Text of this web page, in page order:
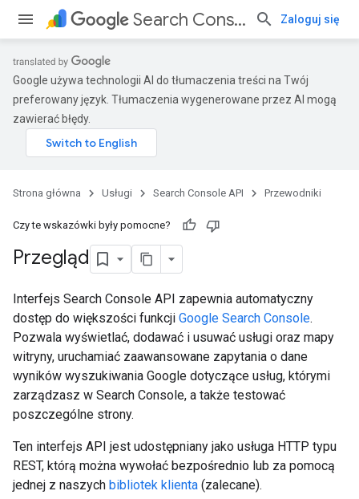
Search Console API Zaloguj się
Google używa technologii AI do tłumaczenia treści na Twój
preferowany język. Tłumaczenia wygenerowane przez AI mogą
zawierać błędy.
Strona główna Usługi Search Console API Przewodniki
Czy te wskazówki były pomocne?
Przegląd
Interfejs Search Console API zapewnia automatyczny
dostęp do większości funkcji Google Search Console.
Pozwala wyświetlać, dodawać i usuwać usługi oraz mapy
witryny, uruchamiać zaawansowane zapytania o dane
wyników wyszukiwania Google dotyczące usług, którymi
zarządzasz w Search Console, a także testować
poszczególne strony.
Ten interfejs API jest udostępniany jako usługa HTTP typu
REST, którą można wywołać bezpośrednio lub za pomocą
jednej z naszych bibliotek klienta (zalecane).